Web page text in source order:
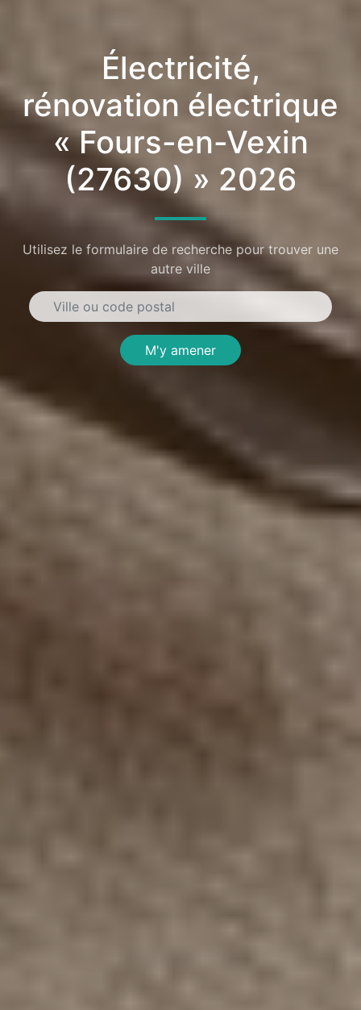
Électricité,
rénovation électrique
« Fours-en-Vexin
(27630) » 2026
Utilisez le formulaire de recherche pour trouver une
autre ville
M'y amener